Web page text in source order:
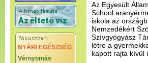
NYÁRI EGÉSZSÉG
Vérnyomás
Az Egyesült
School
iskola az
Nemzedékért
Szívgyógyász
létre a
kapott rajta kívül